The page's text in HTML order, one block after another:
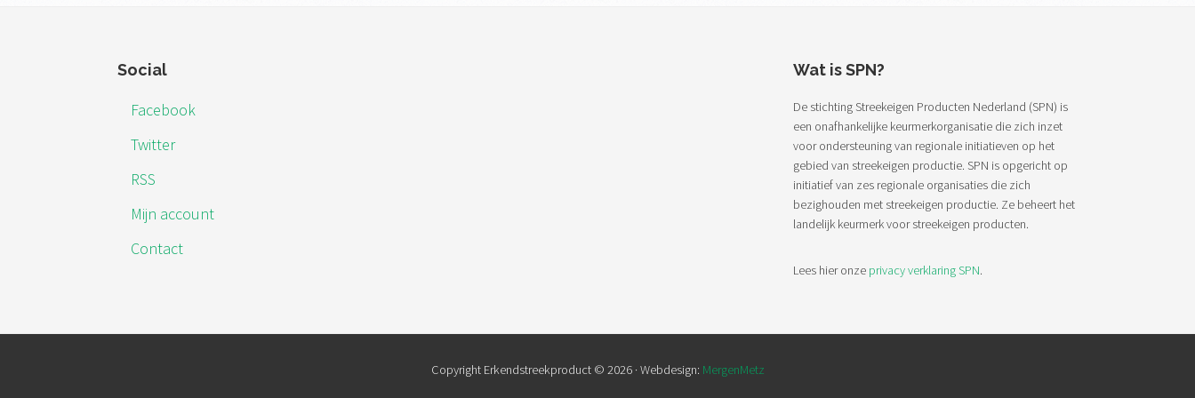
Social
Facebook
Twitter
RSS
Mijn account
Contact
Wat is SPN?
De stichting Streekeigen Producten Nederland (SPN) is
een onafhankelijke keurmerkorganisatie die zich inzet
voor ondersteuning van regionale initiatieven op het
gebied van streekeigen productie. SPN is opgericht op
initiatief van zes regionale organisaties die zich
bezighouden met streekeigen productie. Ze beheert het
landelijk keurmerk voor streekeigen producten.
Lees hier onze privacy verklaring SPN.
Copyright Erkendstreekproduct © 2026 · Webdesign: MergenMetz